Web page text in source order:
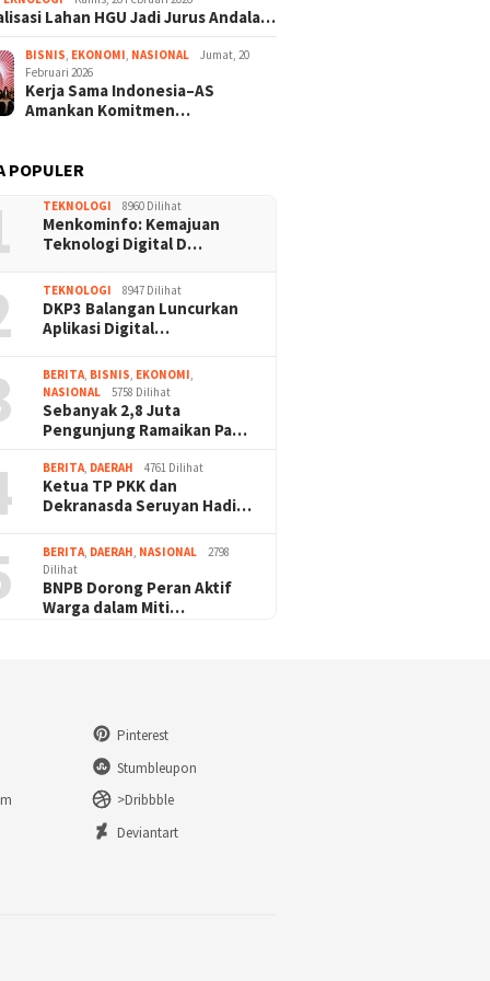
Lahan HGU Jadi Jurus Andala…
BISNIS, EKONOMI, NASIONAL
Jumat, 20
Februari 2026
Kerja Sama Indonesia–AS
Amankan Komitmen…
POPULER
TEKNOLOGI 8960 Dilihat
Menkominfo: Kemajuan
Teknologi Digital D…
TEKNOLOGI 8947 Dilihat
DKP3 Balangan Luncurkan
Aplikasi Digital…
BERITA, BISNIS, EKONOMI,
NASIONAL
5758 Dilihat
Sebanyak 2,8 Juta
Pengunjung Ramaikan Pa…
BERITA, DAERAH 4761 Dilihat
Ketua TP PKK dan
Dekranasda Seruyan Hadi…
BERITA, DAERAH, NASIONAL
2798
Dilihat
BNPB Dorong Peran Aktif
Warga dalam Miti…
Pinterest
Stumbleupon
>Dribbble
Deviantart